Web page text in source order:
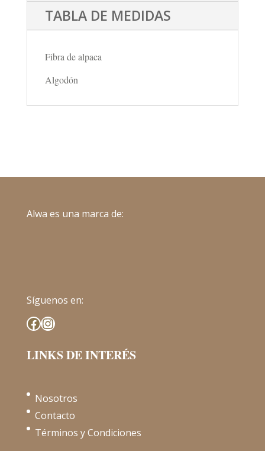
TABLA DE MEDIDAS
Fibra de alpaca
Algodón
Alwa es una marca de:
Síguenos en:
Facebook
Instagram
LINKS DE INTERÉS
Nosotros
Contacto
Términos y Condiciones